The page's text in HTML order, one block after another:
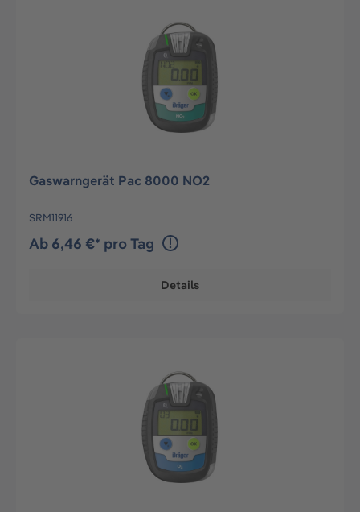
Gaswarngerät Pac 8000 NO2
SRM11916
Ab 6,46 €* pro Tag
Details